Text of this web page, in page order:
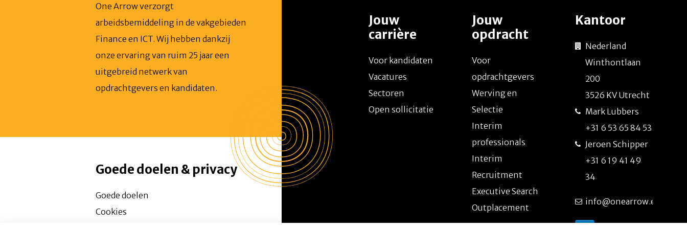
One Arrow verzorgt
arbeidsbemiddeling in de vakgebieden
Finance en ICT. Wij hebben dankzij
onze ervaring van ruim 25 jaar een
uitgebreid netwerk van
opdrachtgevers en kandidaten.
Goede doelen & privacy
Goede doelen
Cookies
Jouw
carrière
Voor kandidaten
Vacatures
Sectoren
Open sollicitatie
Jouw
opdracht
Voor
opdrachtgevers
Werving en
Selectie
Interim
professionals
Interim
Recruitment
Executive Search
Outplacement
Kantoor
Nederland
Winthontlaan
200
3526 KV Utrecht
Mark Lubbers
+31 6 53 65 84 53
Jeroen Schipper
+31 6 19 41 49
34
info@onearrow.eu